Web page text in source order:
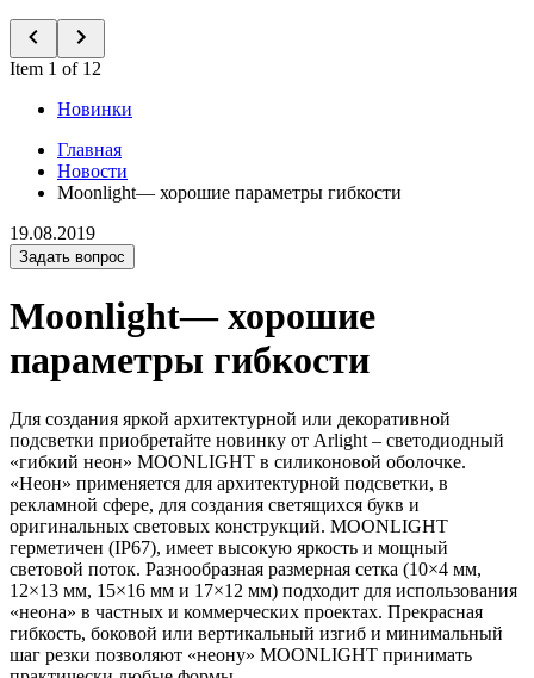
Item 1 of 12
Новинки
Главная
Новости
Moonlight— хорошие параметры гибкости
19.08.2019
Задать вопрос
Moonlight— хорошие
параметры гибкости
Для создания яркой архитектурной или декоративной
подсветки приобретайте новинку от Arlight – светодиодный
«гибкий неон» MOONLIGHT в силиконовой оболочке.
«Неон» применяется для архитектурной подсветки, в
рекламной сфере, для создания светящихся букв и
оригинальных световых конструкций. MOONLIGHT
герметичен (IP67), имеет высокую яркость и мощный
световой поток. Разнообразная размерная сетка (10×4 мм,
12×13 мм, 15×16 мм и 17×12 мм) подходит для использования
«неона» в частных и коммерческих проектах. Прекрасная
гибкость, боковой или вертикальный изгиб и минимальный
шаг резки позволяют «неону» MOONLIGHT принимать